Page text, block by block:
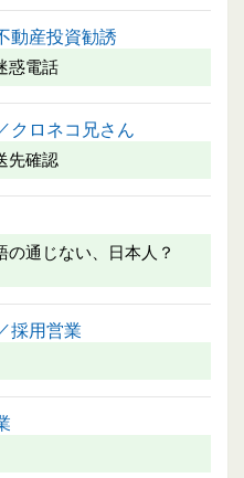
動産投資勧誘
惑電話
クロネコ兄さん
先確認
通じない、日本人？
採用営業